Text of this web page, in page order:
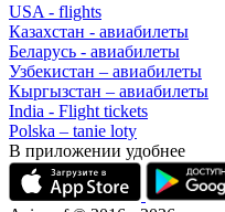
USA - flights
Казахстан - авиабилеты
Беларусь - авиабилеты
Узбекистан – авиабилеты
Кыргызстан – авиабилеты
India - Flight tickets
Polska – tanie loty
В приложении удобнее